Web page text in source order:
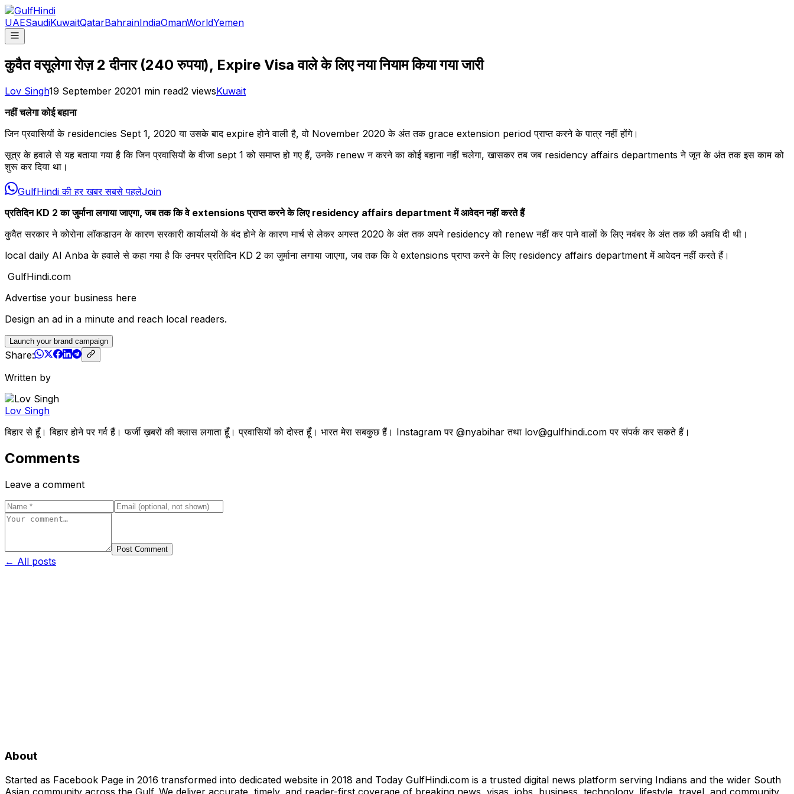
UAESaudiKuwaitQatarBahrainIndiaOmanWorldYemen
कुवैत वसूलेगा रोज़ 2 दीनार (240 रुपया), Expire Visa वाले के लिए नया नियाम किया गया जारी
Lov Singh19 September 20201 min read2 viewsKuwait
नहीं चलेगा कोई बहाना
जिन प्रवासियों के residencies Sept 1, 2020 या उसके बाद expire होने वाली है, वो November 2020 के अंत तक grace extension period प्राप्त करने के पात्र नहीं होंगे।
सूत्र के हवाले से यह बताया गया है कि जिन प्रवासियों के वीजा sept 1 को समाप्त हो गए हैं, उनके renew न करने का कोई बहाना नहीं चलेगा, खासकर तब जब residency affairs departments ने जून के अंत तक इस काम को
शुरू कर दिया था।
GulfHindi की हर खबर सबसे पहलेJoin
प्रतिदिन KD 2 का जुर्माना लगाया जाएगा, जब तक कि वे extensions प्राप्त करने के लिए residency affairs department में आवेदन नहीं करते हैं
कुवैत सरकार ने कोरोना लॉकडाउन के कारण सरकारी कार्यालयों के बंद होने के कारण मार्च से लेकर अगस्त 2020 के अंत तक अपने residency को renew नहीं कर पाने वालों के लिए नवंबर के अंत तक की अवधि दी थी।
local daily Al Anba के हवाले से कहा गया है कि उनपर प्रतिदिन KD 2 का जुर्माना लगाया जाएगा, जब तक कि वे extensions प्राप्त करने के लिए residency affairs department में आवेदन नहीं करते हैं।
GulfHindi.com
Advertise your business here
Design an ad in a minute and reach local readers.
Launch your brand campaign
Share:
Written by
Lov Singh
बिहार से हूँ। बिहार होने पर गर्व हैं। फर्जी ख़बरों की क्लास लगाता हूँ। प्रवासियों को दोस्त हूँ। भारत मेरा सबकुछ हैं। Instagram पर @nyabihar तथा lov@gulfhindi.com पर संपर्क कर सकते हैं।
Comments
Leave a comment
Post Comment
← All posts
About
Started as Facebook Page in 2016 transformed into dedicated website in 2018 and Today GulfHindi.com is a trusted digital news platform serving Indians and the wider South